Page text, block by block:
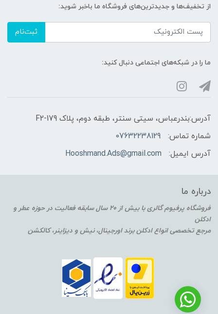
از تخفیف‌ها و جدیدترین‌های فروشگاه ما باخبر شوید:
ثبت‌نام
ما را در شبکه‌های اجتماعی دنبال کنید:
آدرس:بندرعباس، سیتی سنتر، طبقه دوم، پلاک F2-179
شماره تماس:
07632238129
آدرس ایمیل:
Hooshmand.Ads@gmail.com
درباره ما
فروشگاه پرفیوم گالری با بیش از 20 سال سابقه فعالیت در حوزه عطر و
ادکلن
مرجع تخصصی انواع ادکلن برند اورجینال، نیش و دیزاینر، کالکشن